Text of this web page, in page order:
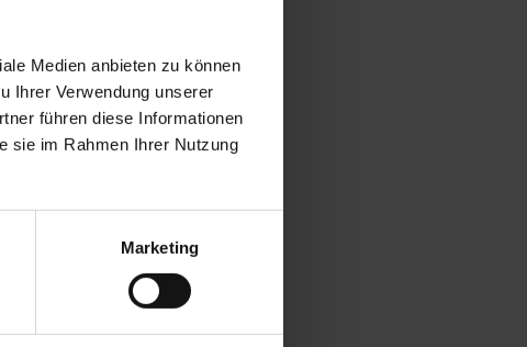
Medien anbieten zu können
Ihrer Verwendung unserer
führen diese Informationen
sie im Rahmen Ihrer Nutzung
Marketing